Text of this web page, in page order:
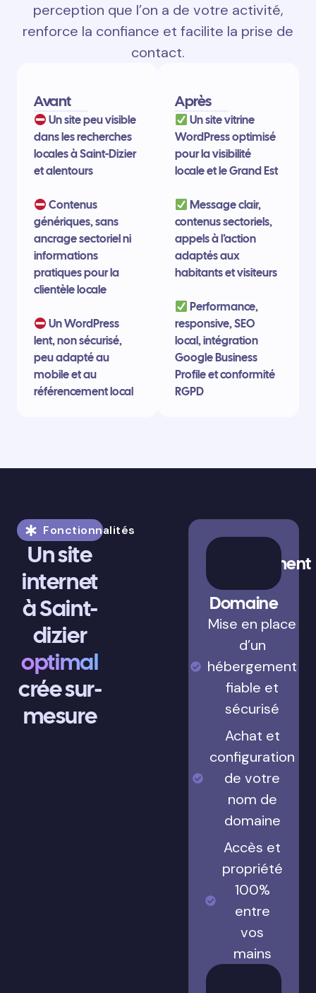
perception que l’on a de votre activité,
renforce la confiance et facilite la prise de
contact.
Avant
Un site peu visible
dans les recherches
locales à Saint-Dizier
et alentours
Contenus
génériques, sans
ancrage sectoriel ni
informations
pratiques pour la
clientèle locale
Un WordPress
lent, non sécurisé,
peu adapté au
mobile et au
référencement local
Après
Un site vitrine
WordPress optimisé
pour la visibilité
locale et le Grand Est
Message clair,
contenus sectoriels,
appels à l’action
adaptés aux
habitants et visiteurs
Performance,
responsive, SEO
local, intégration
Google Business
Profile et conformité
RGPD
Fonctionnalités
Un site
internet
à Saint-
dizier
optimal
crée sur-
mesure
Hébergement
Domaine
Mise en place
d’un
hébergement
fiable et
sécurisé
Achat et
configuration
de votre
nom de
domaine
Accès et
propriété
100%
entre
vos
mains